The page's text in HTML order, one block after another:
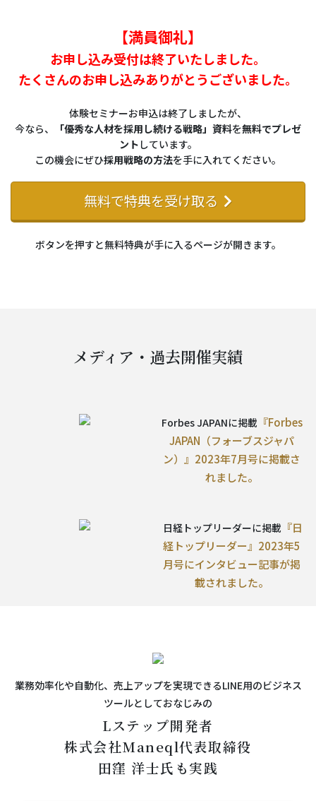
【満員御礼】
お申し込み受付は終了いたしました。
たくさんのお申し込みありがとうございました。
体験セミナーお申込は終了しましたが、
今なら、
「優秀な人材を採用し続ける戦略」資料を無料でプレゼ
ント しています。
この機会にぜひ採用戦略の方法を手に入れてください。
無料で特典を受け取る
ボタンを押すと無料特典が手に入るページが開きます。
メディア・過去開催実績
Forbes JAPANに掲載 『Forbes
JAPAN（フォーブスジャパ
ン）』2023年7月号に掲載さ
れました。
日経トップリーダーに掲載 『日
経トップリーダー』2023年5
月号にインタビュー記事が掲
載されました。
業務効率化や自動化、売上アップを実現できるLINE用のビジネス
ツールとしておなじみの
Lステップ開発者
株式会社Maneql代表取締役
田窪 洋士氏も実践